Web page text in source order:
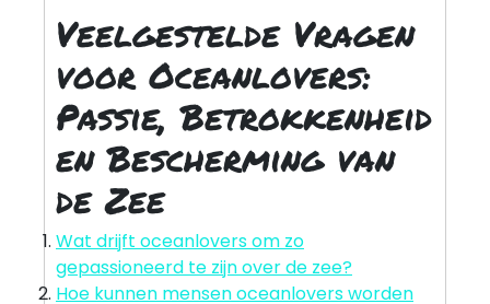
Veelgestelde Vragen
voor Oceanlovers:
Passie, Betrokkenheid
en Bescherming van
de Zee
Wat drijft oceanlovers om zo
gepassioneerd te zijn over de zee?
Hoe kunnen mensen oceanlovers worden